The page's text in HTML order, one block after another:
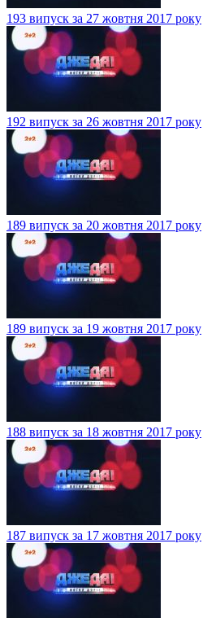
193 випуск за 27 жовтня 2017 року
192 випуск за 26 жовтня 2017 року
189 випуск за 20 жовтня 2017 року
189 випуск за 19 жовтня 2017 року
188 випуск за 18 жовтня 2017 року
187 випуск за 17 жовтня 2017 року